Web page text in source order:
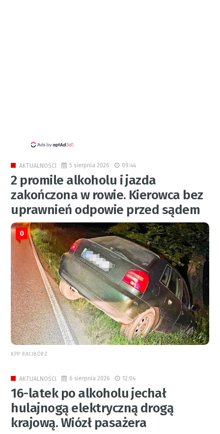
AKTUALNOŚCI 5 sierpnia 2026 09:44
2 promile alkoholu i jazda
zakończona w rowie. Kierowca bez
uprawnień odpowie przed sądem
0
KPP RACIBÓRZ
AKTUALNOŚCI 6 sierpnia 2026 12:04
16-latek po alkoholu jechał
hulajnogą elektryczną drogą
krajową. Wiózł pasażera